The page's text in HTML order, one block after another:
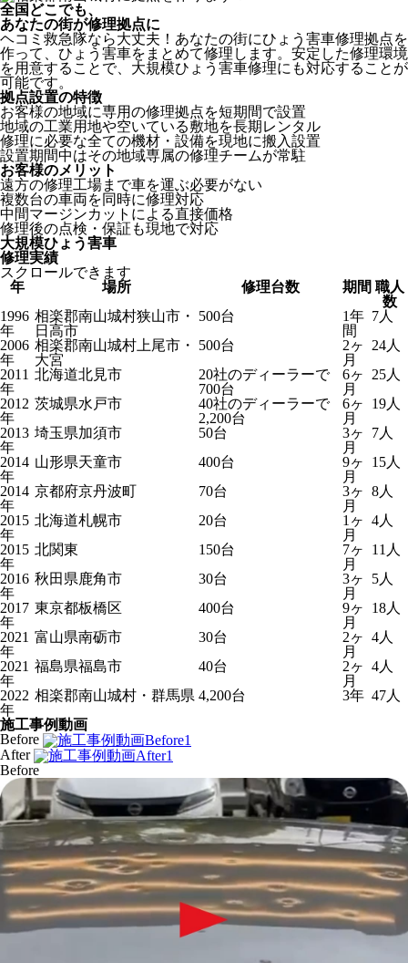
全国どこでも、
あなたの街が修理拠点に
ヘコミ救急隊なら大丈夫！あなたの街にひょう害車修理拠点を
作って、ひょう害車をまとめて修理します。安定した修理環境
を用意することで、大規模ひょう害車修理にも対応することが
可能です。
拠点設置の特徴
お客様の地域に専用の修理拠点を短期間で設置
地域の工業用地や空いている敷地を長期レンタル
修理に必要な全ての機材・設備を現地に搬入設置
設置期間中はその地域専属の修理チームが常駐
お客様のメリット
遠方の修理工場まで車を運ぶ必要がない
複数台の車両を同時に修理対応
中間マージンカットによる直接価格
修理後の点検・保証も現地で対応
大規模ひょう害車
修理実績
スクロールできます
年
場所 修理台数 期間 職人
数
1996
年
相楽郡南山城村狭山市・
日高市
500台
1年
間
7人
2006
年
相楽郡南山城村上尾市・
大宮
500台
2ヶ
月
24人
2011
年
北海道北見市
20社のディーラーで
700台
6ヶ
月
25人
2012
年
茨城県水戸市
40社のディーラーで
2,200台
6ヶ
月
19人
2013
年
埼玉県加須市 50台
3ヶ
月
7人
2014
年
山形県天童市 400台
9ヶ
月
15人
2014
年
京都府京丹波町 70台
3ヶ
月
8人
2015
年
北海道札幌市 20台
1ヶ
月
4人
2015
年
北関東 150台
7ヶ
月
11人
2016
年
秋田県鹿角市 30台
3ヶ
月
5人
2017
年
東京都板橋区 400台
9ヶ
月
18人
2021
年
富山県南砺市 30台
2ヶ
月
4人
2021
年
福島県福島市 40台
2ヶ
月
4人
2022
年
相楽郡南山城村・群馬県 4,200台 3年 47人
施工事例動画
Before
After
Before